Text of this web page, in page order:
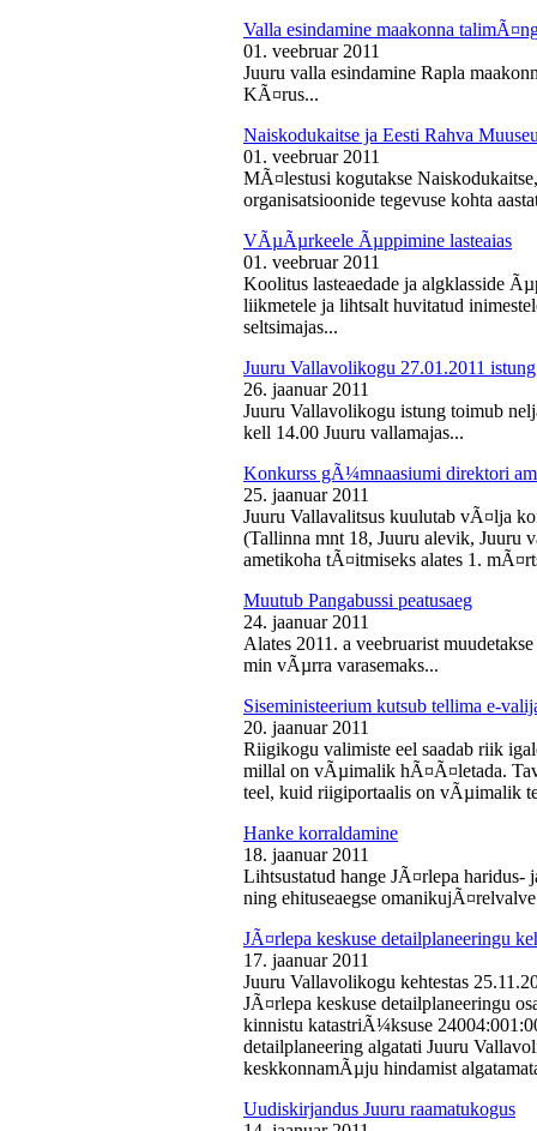
Valla esindamine maakonna
01. veebruar 2011
Juuru valla esindamine Rapla
KÃ¤rus...
Naiskodukaitse ja Eesti Rahva
01. veebruar 2011
MÃ¤lestusi kogutakse
organisatsioonide tegevuse kohta
VÃµÃµrkeele Ãµppimine lasteaias
01. veebruar 2011
Koolitus lasteaedade ja algklasside
liikmetele ja lihtsalt huvitatud
seltsimajas...
Juuru Vallavolikogu 27.01.2011 istung
26. jaanuar 2011
Juuru Vallavolikogu istung toimub
kell 14.00 Juuru vallamajas...
Konkurss gÃ¼mnaasiumi direktori
25. jaanuar 2011
Juuru Vallavalitsus kuulutab vÃ¤lja
(Tallinna mnt 18, Juuru alevik, Juuru
ametikoha tÃ¤itmiseks alates 1.
Muutub Pangabussi peatusaeg
24. jaanuar 2011
Alates 2011. a veebruarist
min vÃµrra varasemaks...
Siseministeerium kutsub tellima e-
20. jaanuar 2011
Riigikogu valimiste eel saadab riik
millal on vÃµimalik hÃ¤Ã¤letada.
teel, kuid riigiportaalis on vÃµimalik
Hanke korraldamine
18. jaanuar 2011
Lihtsustatud hange JÃ¤rlepa
ning ehituseaegse
JÃ¤rlepa keskuse detailplaneeringu
17. jaanuar 2011
Juuru Vallavolikogu kehtestas
JÃ¤rlepa keskuse detailplaneeringu
kinnistu katastriÃ¼ksuse
detailplaneering algatati Juuru
keskkonnamÃµju hindamist
Uudiskirjandus Juuru raamatukogus